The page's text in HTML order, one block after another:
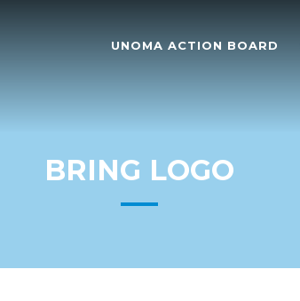
UNOMA ACTION BOARD
BRING LOGO